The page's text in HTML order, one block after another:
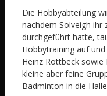
Die Hobbyabteilung
nachdem Solveigh ihr
durchgeführt hatte,
Hobbytraining auf
Heinz Rottbeck sowie
kleine aber feine
Badminton in die